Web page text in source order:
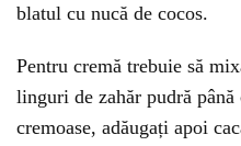
blatul cu nucă de cocos.
Pentru cremă trebuie să
linguri de zahăr pudră până
cremoase, adăugați apoi